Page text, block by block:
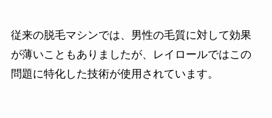
従来の脱毛マシンでは、男性の毛質に対して効果
が薄いこともありましたが、レイロールではこの
問題に特化した技術が使用されています。